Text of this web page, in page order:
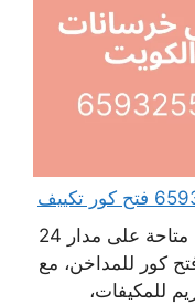
خدمات شركة قص خرسانة الكويت متاحة على مدار 24
كور للمداخن، مع
للمكيفات،